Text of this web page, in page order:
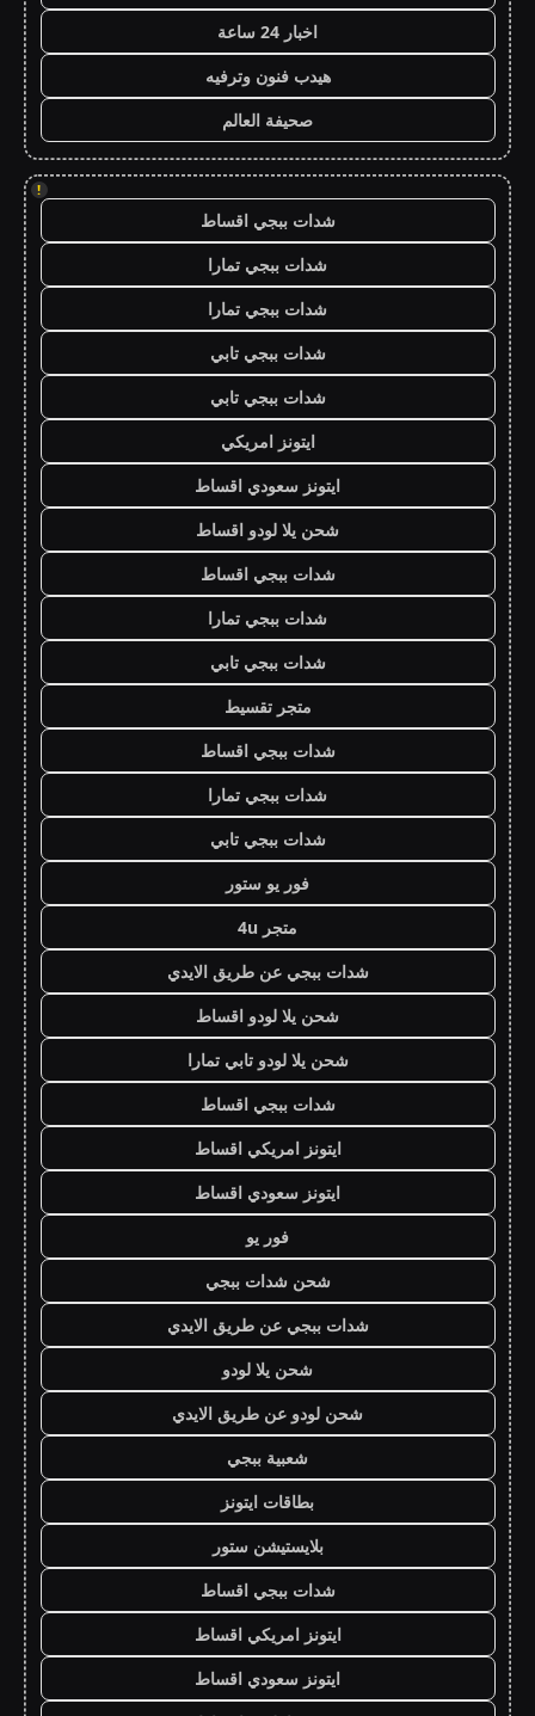
اخبار 24 ساعة
هيدب فنون وترفيه
صحيفة العالم
!
شدات ببجي اقساط
شدات ببجي تمارا
شدات ببجي تمارا
شدات ببجي تابي
شدات ببجي تابي
ايتونز امريكي
ايتونز سعودي اقساط
شحن يلا لودو اقساط
شدات ببجي اقساط
شدات ببجي تمارا
شدات ببجي تابي
متجر تقسيط
شدات ببجي اقساط
شدات ببجي تمارا
شدات ببجي تابي
فور يو ستور
متجر 4u
شدات ببجي عن طريق الايدي
شحن يلا لودو اقساط
شحن يلا لودو تابي تمارا
شدات ببجي اقساط
ايتونز امريكي اقساط
ايتونز سعودي اقساط
فور يو
شحن شدات ببجي
شدات ببجي عن طريق الايدي
شحن يلا لودو
شحن لودو عن طريق الايدي
شعبية ببجي
بطاقات ايتونز
بلايستيشن ستور
شدات ببجي اقساط
ايتونز امريكي اقساط
ايتونز سعودي اقساط